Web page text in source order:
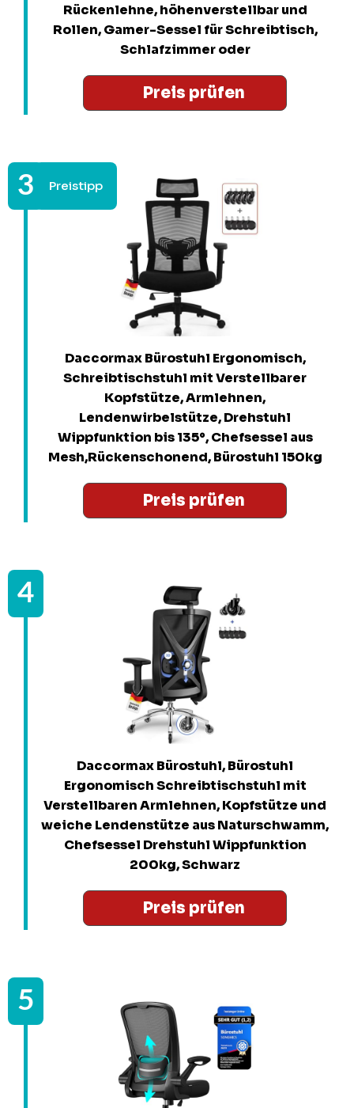
Rückenlehne, höhenverstellbar und
Rollen, Gamer-Sessel für Schreibtisch,
Schlafzimmer oder
Preis prüfen
Daccormax Bürostuhl Ergonomisch,
Schreibtischstuhl mit Verstellbarer
Kopfstütze, Armlehnen,
Lendenwirbelstütze, Drehstuhl
Wippfunktion bis 135°, Chefsessel aus
Mesh,Rückenschonend, Bürostuhl 150kg
Preis prüfen
Daccormax Bürostuhl, Bürostuhl
Ergonomisch Schreibtischstuhl mit
Verstellbaren Armlehnen, Kopfstütze und
weiche Lendenstütze aus Naturschwamm,
Chefsessel Drehstuhl Wippfunktion
200kg, Schwarz
Preis prüfen